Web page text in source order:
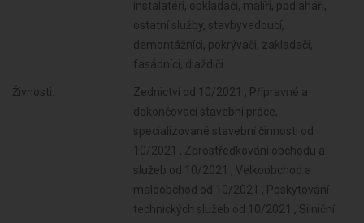
instalatéři, obkladači, malíři, podlaháři,
ostatní služby, stavbyvedoucí,
demontážníci, pokrývači, zakladači,
fasádníci, dlaždiči
Živnosti:
Zednictví od 10/2021 , Přípravné a
dokončovací stavební práce,
specializované stavební činnosti od
10/2021 , Zprostředkování obchodu a
služeb od 10/2021 , Velkoobchod a
maloobchod od 10/2021 , Poskytování
technických služeb od 10/2021 , Silniční